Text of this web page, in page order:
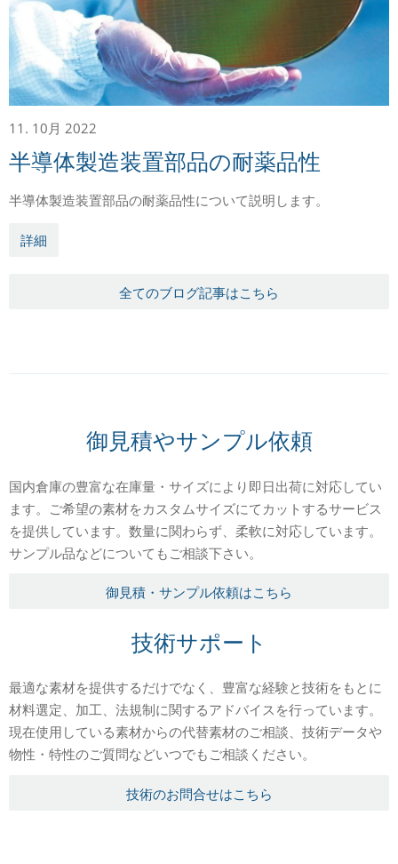
11. 10月 2022
半導体製造装置部品の耐薬品性
半導体製造装置部品の耐薬品性について説明します。
詳細
全てのブログ記事はこちら
御見積やサンプル依頼
国内倉庫の豊富な在庫量・サイズにより即日出荷に対応してい
ます。ご希望の素材をカスタムサイズにてカットするサービス
を提供しています。数量に関わらず、柔軟に対応しています。
サンプル品などについてもご相談下さい。
御見積・サンプル依頼はこちら
技術サポート
最適な素材を提供するだけでなく、豊富な経験と技術をもとに
材料選定、加工、法規制に関するアドバイスを行っています。
現在使用している素材からの代替素材のご相談、技術データや
物性・特性のご質問などいつでもご相談ください。
技術のお問合せはこちら